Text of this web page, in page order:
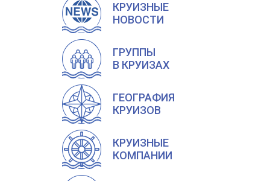
КРУИЗНЫЕ
НОВОСТИ
ГРУППЫ
В КРУИЗАХ
ГЕОГРАФИЯ
КРУИЗОВ
КРУИЗНЫЕ
КОМПАНИИ